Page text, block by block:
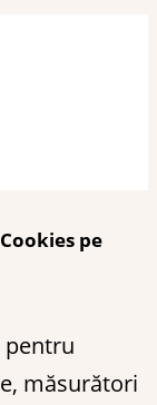
pe
pentru
măsurători